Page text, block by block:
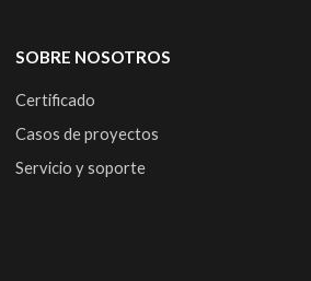
SOBRE NOSOTROS
Certificado
Casos de proyectos
Servicio y soporte